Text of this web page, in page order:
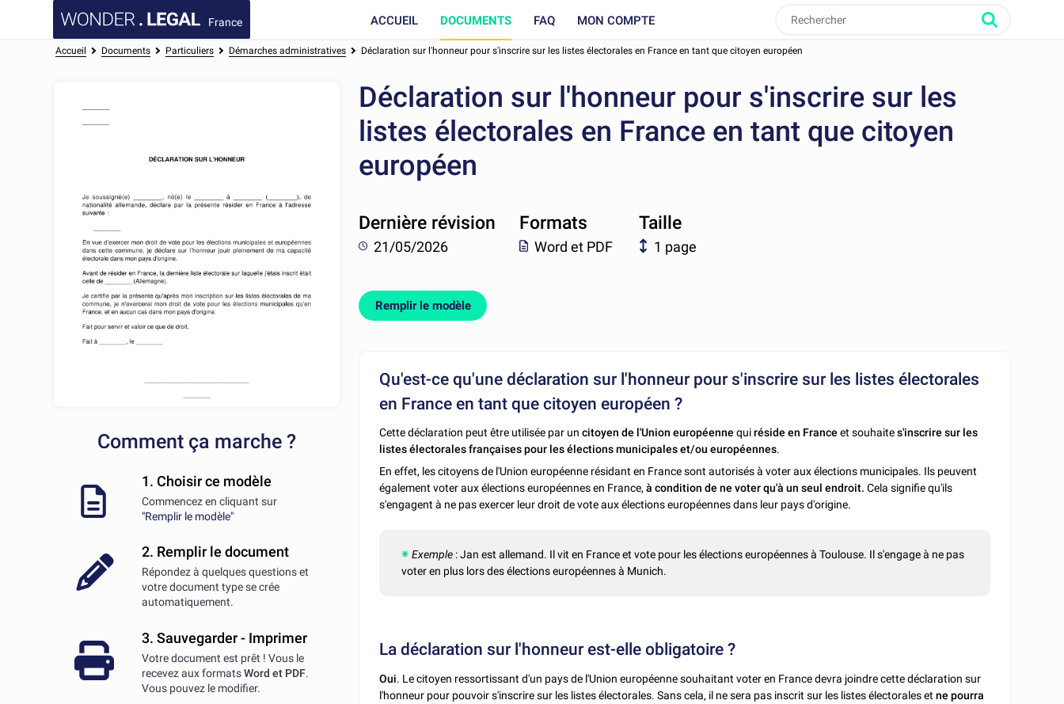
France ACCUEIL DOCUMENTS FAQ MON COMPTE
Accueil Documents Particuliers Démarches administratives Déclaration sur l'honneur pour s'inscrire sur les listes électorales en France en tant que citoyen européen
Comment ça marche ?
1. Choisir ce modèle
Commencez en cliquant sur
"Remplir le modèle"
2. Remplir le document
Répondez à quelques questions et
votre document type se crée
automatiquement.
3. Sauvegarder - Imprimer
Votre document est prêt ! Vous le
recevez aux formatsWord et PDF.
Vous pouvez le modifier.
Déclaration sur l'honneur pour s'inscrire sur les
listes électorales en France en tant que citoyen
européen
Dernière révision
21/05/2026
Formats
Word et PDF
Taille
1 page
Remplir le modèle
Qu'est-ce qu'une déclaration sur l'honneur pour s'inscrire sur les listes électorales
en France en tant que citoyen européen ?
Cette déclaration peut être utilisée par uncitoyen de l'Union européenne quiréside en France et souhaites'inscrire sur les
listes électorales françaises pour les élections municipales et/ou européennes.
En effet, les citoyens de l'Union européenne résidant en France sont autorisés à voter aux élections municipales. Ils peuvent
également voter aux élections européennes en France, à condition de ne voter qu'à un seul endroit. Cela signifie qu'ils
s'engagent à ne pas exercer leur droit de vote aux élections européennes dans leur pays d'origine.
Exemple : Jan est allemand. Il vit en France et vote pour les élections européennes à Toulouse. Il s'engage à ne pas
voter en plus lors des élections européennes à Munich.
La déclaration sur l'honneur est-elle obligatoire ?
Oui. Le citoyen ressortissant d'un pays de l'Union européenne souhaitant voter en France devra joindre cette déclaration sur
l'honneur pour pouvoir s'inscrire sur les listes électorales. Sans cela, il ne sera pas inscrit sur les listes électorales etne pourra